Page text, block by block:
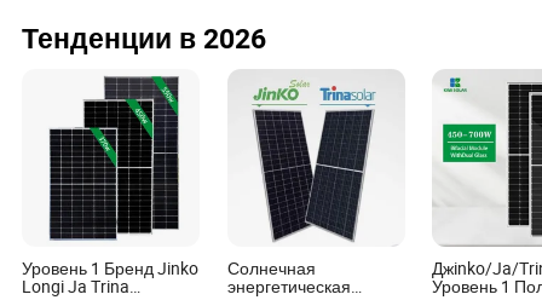
управление
автоматическая
защита
Большая
мощность
Более высокая
выходная
мощность для
промышленного
использования
Высокомощные
дизельные и
ветрогенераторы
леггинсы +
спортивная куртка для
занятий в спортзале
одежда для бега
Тенденции в 2026
Уровень 1 Бренд Jinko
Longi Ja Trina
Солнечная
энергетическая
Джinko/Ja/
Уровень 1